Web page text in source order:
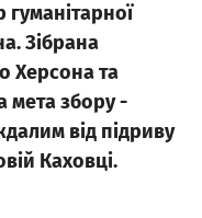
Зібрана
Херсона та
мета збору -
від підриву
Каховці.